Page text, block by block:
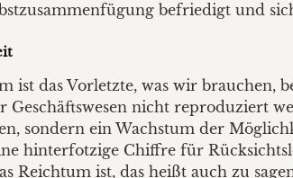
befriedigt und
ist das Vorletzte, was wir brauchen,
nicht reproduziert
sondern ein Wachstum der
hinterfotzige Chiffre für
Reichtum ist, das heißt auch zu